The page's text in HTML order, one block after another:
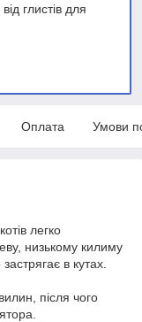
глистів для
Оплата Умови
легко
низькому килиму
в кутах.
після чого